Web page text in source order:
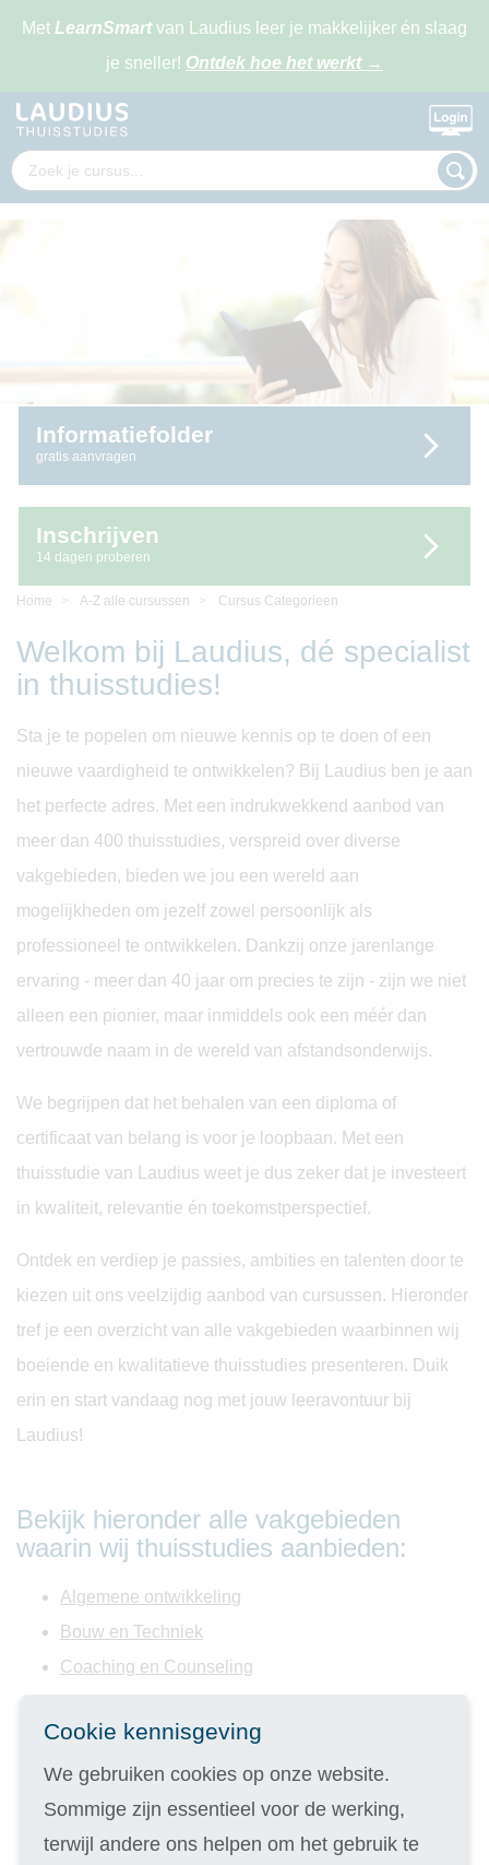
Met LearnSmartvan Laudius leer je makkelijker én slaag
je sneller! Ontdek hoe het werkt →
Informatiefolder
gratis aanvragen
Inschrijven
14 dagen proberen
Home A-Z alle cursussen Cursus Categorieen
Welkom bij Laudius, dé specialist
in thuisstudies!
Sta je te popelen om nieuwe kennis op te doen of een
nieuwe vaardigheid te ontwikkelen? Bij Laudius ben je aan
het perfecte adres. Met een indrukwekkend aanbod van
meer dan 400 thuisstudies, verspreid over diverse
vakgebieden, bieden we jou een wereld aan
mogelijkheden om jezelf zowel persoonlijk als
professioneel te ontwikkelen. Dankzij onze jarenlange
ervaring - meer dan 40 jaar om precies te zijn - zijn we niet
alleen een pionier, maar inmiddels ook een méér dan
vertrouwde naam in de wereld van afstandsonderwijs.
We begrijpen dat het behalen van een diploma of
certificaat van belang is voor je loopbaan. Met een
thuisstudie van Laudius weet je dus zeker dat je investeert
in kwaliteit, relevantie én toekomstperspectief.
Ontdek en verdiep je passies, ambities en talenten door te
kiezen uit ons veelzijdig aanbod van cursussen. Hieronder
tref je een overzicht van alle vakgebieden waarbinnen wij
boeiende en kwalitatieve thuisstudies presenteren. Duik
erin en start vandaag nog met jouw leeravontuur bij
Laudius!
Bekijk hieronder alle vakgebieden
waarin wij thuisstudies aanbieden:
Algemene ontwikkeling
Bouw en Techniek
Coaching en Counseling
Dierenzorg
Duurzaamheid en Energie
Evenementen
Facilitaire dienstverlening
Cookie kennisgeving
We gebruiken cookies op onze website.
Sommige zijn essentieel voor de werking,
terwijl andere ons helpen om het gebruik te